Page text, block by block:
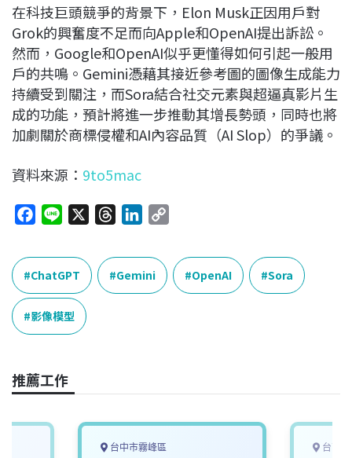
在科技巨頭競爭的背景下，Elon Musk正因用戶對
Grok的興奮度不足而向Apple和OpenAI提出訴訟。
然而，Google和OpenAI似乎更懂得如何引起一般用
戶的共鳴。Gemini憑藉其接近參考圖的圖像生成能力
持續受到關注，而Sora結合社交元素與超逼真影片生
成的功能，預計將進一步推動其增長勢頭，同時也將
加劇關於商標侵權和AI內容品質（AI Slop）的爭議。
資料來源： 9to5mac
c
e
b
o
o
n
e
r
e
a
n
k
e
y
ChatGPT Gemini OpenAI Sora
影像模型
推薦工作
台中市霧峰區 台南